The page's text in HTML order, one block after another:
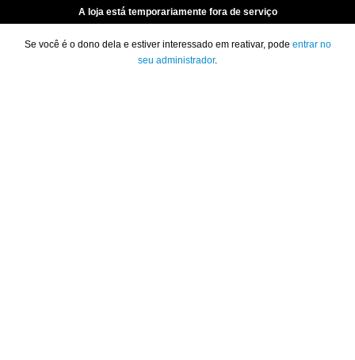
A loja está temporariamente fora de serviço
Se você é o dono dela e estiver interessado em reativar, pode entrar no
seu administrador.